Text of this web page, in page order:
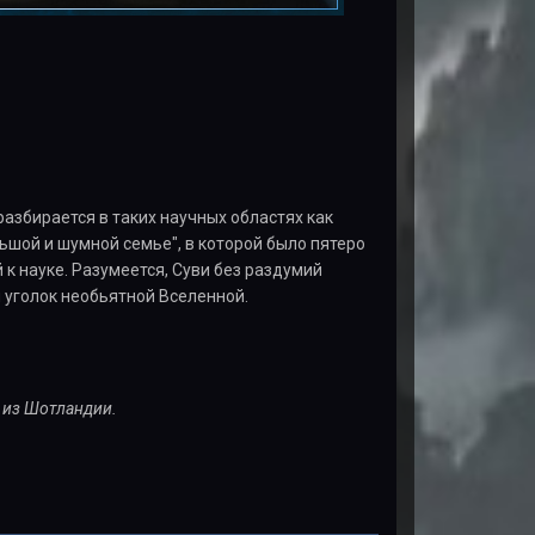
в таких научных областях как
и шумной семье", в которой было пятеро
науке. Разумеется, Суви без раздумий
необьятной Вселенной.
Шотландии.